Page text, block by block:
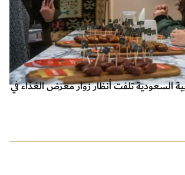
السعودية تلفت أنظار زوار معرض الغذاء في